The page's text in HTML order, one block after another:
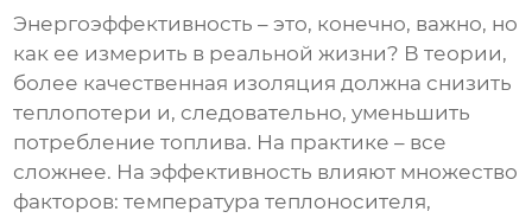
Энергоэффективность – это, конечно, важно, но
как ее измерить в реальной жизни? В теории,
более качественная изоляция должна снизить
теплопотери и, следовательно, уменьшить
потребление топлива. На практике – все
сложнее. На эффективность влияют множество
факторов: температура теплоносителя,